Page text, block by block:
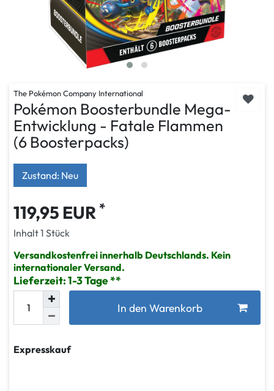
The Pokémon Company International
Pokémon Boosterbundle Mega-
Entwicklung - Fatale Flammen
(6 Boosterpacks)
Zustand: Neu
119,95 EUR *
Inhalt1 Stück
Versandkostenfrei innerhalb Deutschlands. Kein
internationaler Versand.
Lieferzeit: 1-3 Tage
In den Warenkorb
Expresskauf